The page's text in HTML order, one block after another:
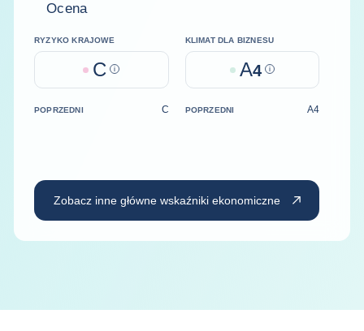
Ocena
RYZYKO KRAJOWE
C Help
KLIMAT DLA BIZNESU
A4 Help
POPRZEDNI C POPRZEDNI A4
Zobacz inne główne wskaźniki ekonomiczne